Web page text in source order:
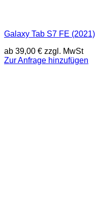
Galaxy Tab S7 FE (2021)
ab 39,00 € zzgl. MwSt
Zur Anfrage hinzufügen